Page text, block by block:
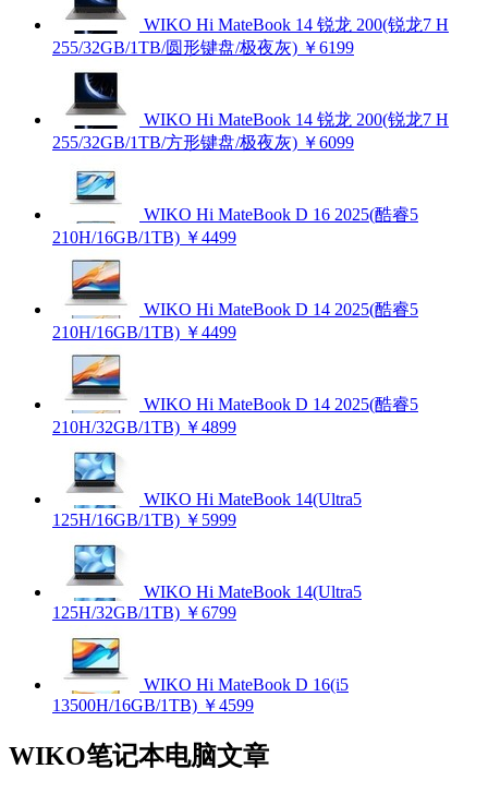
WIKO Hi MateBook 14 锐龙 200(锐龙7 H
255/32GB/1TB/圆形键盘/极夜灰) ￥6199
WIKO Hi MateBook 14 锐龙 200(锐龙7 H
255/32GB/1TB/方形键盘/极夜灰) ￥6099
WIKO Hi MateBook D 16 2025(酷睿5
210H/16GB/1TB) ￥4499
WIKO Hi MateBook D 14 2025(酷睿5
210H/16GB/1TB) ￥4499
WIKO Hi MateBook D 14 2025(酷睿5
210H/32GB/1TB) ￥4899
WIKO Hi MateBook 14(Ultra5
125H/16GB/1TB) ￥5999
WIKO Hi MateBook 14(Ultra5
125H/32GB/1TB) ￥6799
WIKO Hi MateBook D 16(i5
13500H/16GB/1TB) ￥4599
WIKO笔记本电脑文章